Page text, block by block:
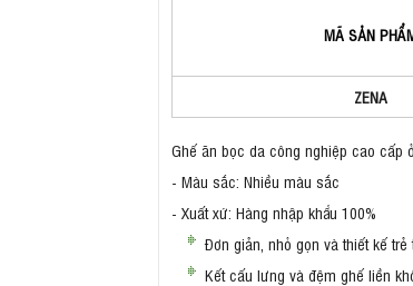
MÃ SẢN
ZENA
Ghế ăn bọc da công nghiệp cao cấp
- Màu sắc: Nhiều màu sắc
- Xuất xứ: Hàng nhập khẩu 100%
Đơn giản, nhỏ gọn và thiết kế
Kết cấu lưng và đệm ghế liền